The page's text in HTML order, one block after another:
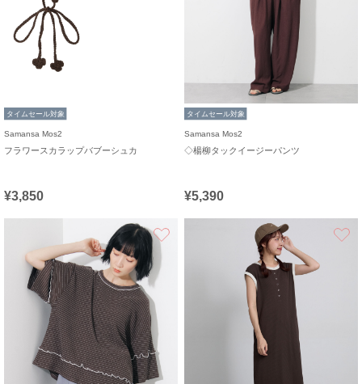
タイムセール対象
Samansa Mos2
フラワースカラップバブーシュカ
¥3,850
タイムセール対象
Samansa Mos2
◇楊柳タックイージーパンツ
¥5,390